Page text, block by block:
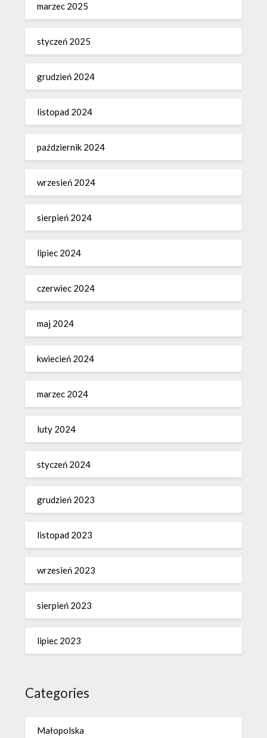
marzec 2025
styczeń 2025
grudzień 2024
listopad 2024
październik 2024
wrzesień 2024
sierpień 2024
lipiec 2024
czerwiec 2024
maj 2024
kwiecień 2024
marzec 2024
luty 2024
styczeń 2024
grudzień 2023
listopad 2023
wrzesień 2023
sierpień 2023
lipiec 2023
Categories
Małopolska